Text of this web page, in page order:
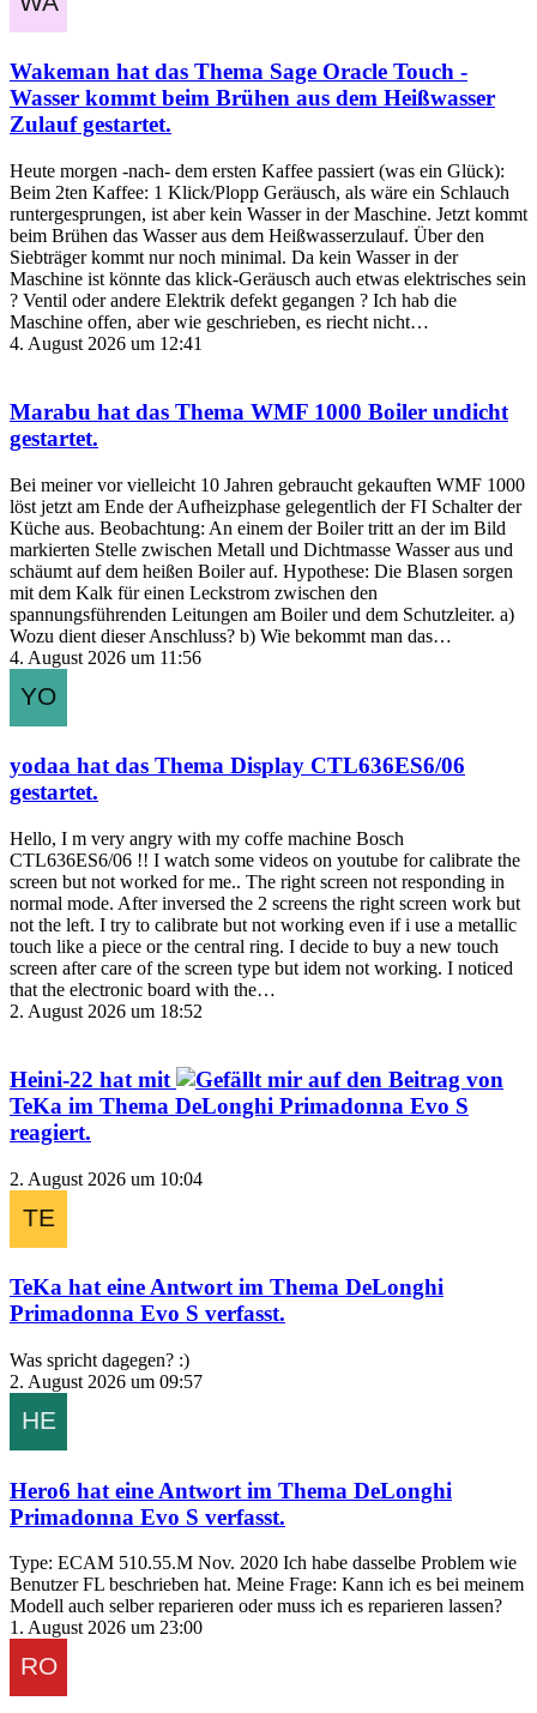
Wakeman hat das Thema Sage Oracle Touch -
Wasser kommt beim Brühen aus dem Heißwasser
Zulaufgestartet.
Heute morgen -nach- dem ersten Kaffee passiert (was ein Glück):
Beim 2ten Kaffee: 1 Klick/Plopp Geräusch, als wäre ein Schlauch
runtergesprungen, ist aber kein Wasser in der Maschine. Jetzt kommt
beim Brühen das Wasser aus dem Heißwasserzulauf. Über den
Siebträger kommt nur noch minimal. Da kein Wasser in der
Maschine ist könnte das klick-Geräusch auch etwas elektrisches sein
? Ventil oder andere Elektrik defekt gegangen ? Ich hab die
Maschine offen, aber wie geschrieben, es riecht nicht…
4. August 2026 um 12:41
Marabu hat das Thema WMF 1000 Boiler undicht
gestartet.
Bei meiner vor vielleicht 10 Jahren gebraucht gekauften WMF 1000
löst jetzt am Ende der Aufheizphase gelegentlich der FI Schalter der
Küche aus. Beobachtung: An einem der Boiler tritt an der im Bild
markierten Stelle zwischen Metall und Dichtmasse Wasser aus und
schäumt auf dem heißen Boiler auf. Hypothese: Die Blasen sorgen
mit dem Kalk für einen Leckstrom zwischen den
spannungsführenden Leitungen am Boiler und dem Schutzleiter. a)
Wozu dient dieser Anschluss? b) Wie bekommt man das…
4. August 2026 um 11:56
yodaa hat das Thema Display CTL636ES6/06
gestartet.
Hello, I m very angry with my coffe machine Bosch
CTL636ES6/06 !! I watch some videos on youtube for calibrate the
screen but not worked for me.. The right screen not responding in
normal mode. After inversed the 2 screens the right screen work but
not the left. I try to calibrate but not working even if i use a metallic
touch like a piece or the central ring. I decide to buy a new touch
screen after care of the screen type but idem not working. I noticed
that the electronic board with the…
2. August 2026 um 18:52
Heini-22 hat mit
auf den Beitrag von
TeKa im Thema DeLonghi Primadonna Evo S
reagiert.
2. August 2026 um 10:04
TeKa hat eine Antwort im Thema DeLonghi
Primadonna Evo S verfasst.
Was spricht dagegen? :)
2. August 2026 um 09:57
Hero6 hat eine Antwort im Thema DeLonghi
Primadonna Evo S verfasst.
Type: ECAM 510.55.M Nov. 2020 Ich habe dasselbe Problem wie
Benutzer FL beschrieben hat. Meine Frage: Kann ich es bei meinem
Modell auch selber reparieren oder muss ich es reparieren lassen?
1. August 2026 um 23:00